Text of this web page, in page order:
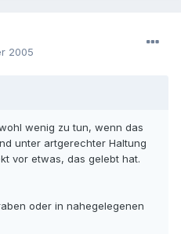
2005
wenig zu tun, wenn das
unter artgerechter Haltung
vor etwas, das gelebt hat.
oder in nahegelegenen